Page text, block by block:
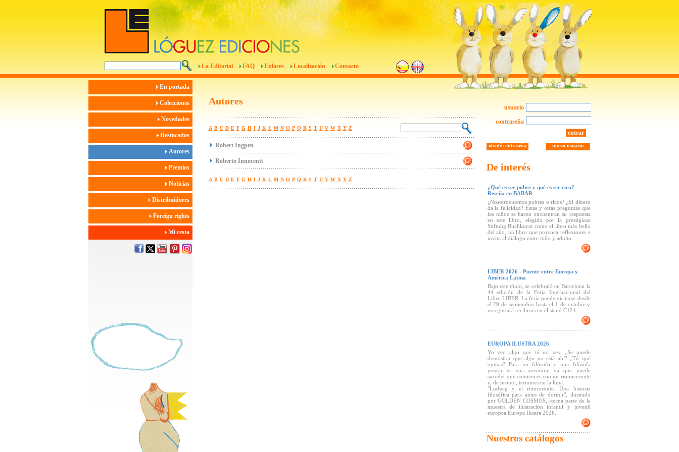
La Editorial FAQ Enlaces Localización Contacto
En portada
Colecciones
Novedades
Destacados
Autores
Premios
Noticias
Distribuidores
Foreign rights
Mi cesta
Autores
A B C D E F G H I J K L M N O P Q R S T U V W X Y Z
Robert Ingpen
Roberto Innocenti
A B C D E F G H I J K L M N O P Q R S T U V W X Y Z
usuario
contraseña
entrar
nuevo usuario
olvidé contraseña
De interés
¿Qué es ser pobre y qué es ser rico? -
Reseña en BABAR
¿Nosotros somos pobres o ricos? ¿El dinero
da la felicidad? Estas y otras preguntas que
los niños se hacen encuentran su respuesta
en este libro, elegido por la prestigiosa
Stiftung Buchkunst como el libro más bello
del año, un libro que provoca reflexiones e
invita al diálogo entre niño y adulto.
LIBER 2026 - Puente entre Europa y
América Latina
Bajo este título, se celebrará en Barcelona la
44 edición de la Feria Internacional del
Libro LIBER. La feria puede visitarse desde
el 29 de septiembre hasta el 1 de octubre y
nos gustará recibiros en el stand C124.
EUROPA ILUSTRA 2026
Yo veo algo que tú no ves. ¿Se puede
demostrar que algo no está ahí? ¿Tú qué
opinas? Para un filósofo o una filósofa
pensar es una aventura, ya que puede
suceder que comiences con un rionoceronte
y, de pronto, termines en la luna.
"Ludwig y el rinoceronte. Una historia
filosófica para antes de dormir", ilustrado
por GOLDEN COSMOS, forma parte de la
muestra de ilustración infantil y juvenil
europea Europa Ilustra 2026.
Nuestros catálogos